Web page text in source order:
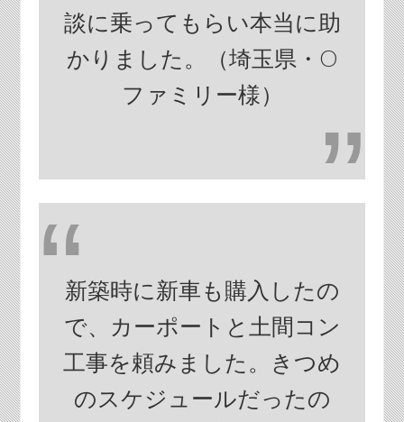
談に乗ってもらい本当に助
かりました。（埼玉県・O
ファミリー様）
新築時に新車も購入したの
で、カーポートと土間コン
工事を頼みました。きつめ
のスケジュールだったの